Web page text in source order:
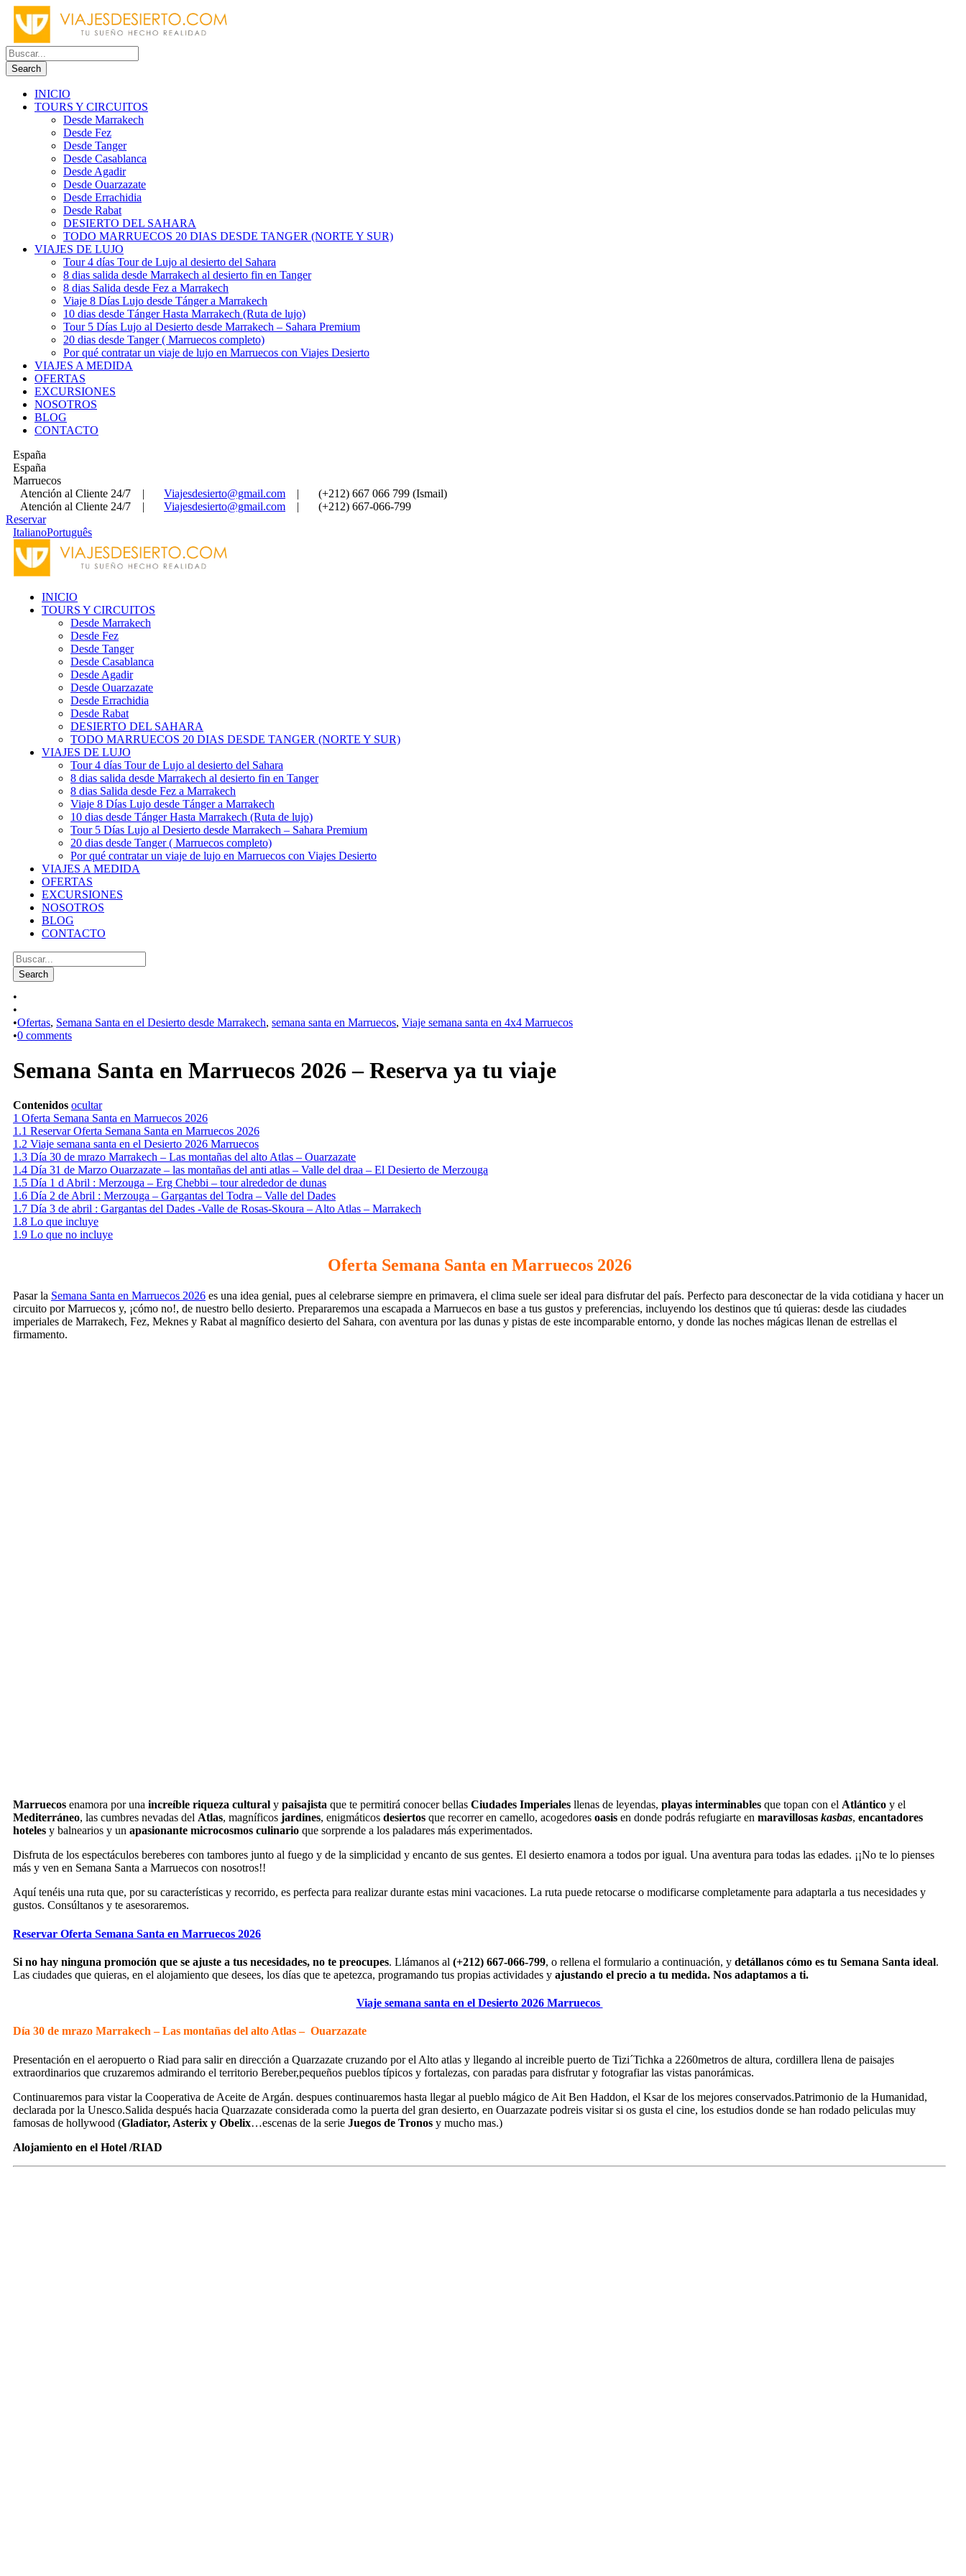
INICIO
TOURS Y CIRCUITOS
Desde Marrakech
Desde Fez
Desde Tanger
Desde Casablanca
Desde Agadir
Desde Ouarzazate
Desde Errachidia
Desde Rabat
DESIERTO DEL SAHARA
TODO MARRUECOS 20 DIAS DESDE TANGER (NORTE Y SUR)
VIAJES DE LUJO
Tour 4 días Tour de Lujo al desierto del Sahara
8 dias salida desde Marrakech al desierto fin en Tanger
8 dias Salida desde Fez a Marrakech
Viaje 8 Días Lujo desde Tánger a Marrakech
10 dias desde Tánger Hasta Marrakech (Ruta de lujo)
Tour 5 Días Lujo al Desierto desde Marrakech – Sahara Premium
20 dias desde Tanger ( Marruecos completo)
Por qué contratar un viaje de lujo en Marruecos con Viajes Desierto
VIAJES A MEDIDA
OFERTAS
EXCURSIONES
NOSOTROS
BLOG
CONTACTO
España
España
Marruecos
Atención al Cliente 24/7
| Viajesdesierto@gmail.com |
(+212) 667 066 799 (Ismail)
Atención al Cliente 24/7
| Viajesdesierto@gmail.com |
(+212) 667-066-799
Reservar
ItalianoPortuguês
INICIO
TOURS Y CIRCUITOS
Desde Marrakech
Desde Fez
Desde Tanger
Desde Casablanca
Desde Agadir
Desde Ouarzazate
Desde Errachidia
Desde Rabat
DESIERTO DEL SAHARA
TODO MARRUECOS 20 DIAS DESDE TANGER (NORTE Y SUR)
VIAJES DE LUJO
Tour 4 días Tour de Lujo al desierto del Sahara
8 dias salida desde Marrakech al desierto fin en Tanger
8 dias Salida desde Fez a Marrakech
Viaje 8 Días Lujo desde Tánger a Marrakech
10 dias desde Tánger Hasta Marrakech (Ruta de lujo)
Tour 5 Días Lujo al Desierto desde Marrakech – Sahara Premium
20 dias desde Tanger ( Marruecos completo)
Por qué contratar un viaje de lujo en Marruecos con Viajes Desierto
VIAJES A MEDIDA
OFERTAS
EXCURSIONES
NOSOTROS
BLOG
CONTACTO
•
•
•Ofertas, Semana Santa en el Desierto desde Marrakech, semana santa en Marruecos, Viaje semana santa en 4x4 Marruecos
•0 comments
Semana Santa en Marruecos 2026 – Reserva ya tu viaje
Contenidos ocultar
1 Oferta Semana Santa en Marruecos 2026
1.1 Reservar Oferta Semana Santa en Marruecos 2026
1.2 Viaje semana santa en el Desierto 2026 Marruecos
1.3 Día 30 de mrazo Marrakech – Las montañas del alto Atlas – Ouarzazate
1.4 Día 31 de Marzo Ouarzazate – las montañas del anti atlas – Valle del draa – El Desierto de Merzouga
1.5 Día 1 d Abril : Merzouga – Erg Chebbi – tour alrededor de dunas
1.6 Día 2 de Abril : Merzouga – Gargantas del Todra – Valle del Dades
1.7 Día 3 de abril : Gargantas del Dades -Valle de Rosas-Skoura – Alto Atlas – Marrakech
1.8 Lo que incluye
1.9 Lo que no incluye
Oferta Semana Santa en Marruecos 2026
Pasar la Semana Santa en Marruecos 2026 es una idea genial, pues al celebrarse siempre en primavera, el clima suele ser ideal para disfrutar del país. Perfecto para desconectar de la vida cotidiana y hacer un
circuito por Marruecos y, ¡cómo no!, de nuestro bello desierto. Prepararemos una escapada a Marruecos en base a tus gustos y preferencias, incluyendo los destinos que tú quieras: desde las ciudades
imperiales de Marrakech, Fez, Meknes y Rabat al magnífico desierto del Sahara, con aventura por las dunas y pistas de este incomparable entorno, y donde las noches mágicas llenan de estrellas el
firmamento.
Marruecos enamora por una increíble riqueza cultural y paisajista que te permitirá conocer bellas Ciudades Imperiales llenas de leyendas, playas interminables que topan con el Atlántico y el
Mediterráneo, las cumbres nevadas del Atlas, magníficos jardines, enigmáticos desiertos que recorrer en camello, acogedores oasis en donde podrás refugiarte en maravillosas kasbas, encantadores
hoteles y balnearios y un apasionante microcosmos culinario que sorprende a los paladares más experimentados.
Disfruta de los espectáculos bereberes con tambores junto al fuego y de la simplicidad y encanto de sus gentes. El desierto enamora a todos por igual. Una aventura para todas las edades. ¡¡No te lo pienses
más y ven en Semana Santa a Marruecos con nosotros!!
Aquí tenéis una ruta que, por su características y recorrido, es perfecta para realizar durante estas mini vacaciones. La ruta puede retocarse o modificarse completamente para adaptarla a tus necesidades y
gustos. Consúltanos y te asesoraremos.
Reservar Oferta Semana Santa en Marruecos 2026
Si no hay ninguna promoción que se ajuste a tus necesidades, no te preocupes. Llámanos al (+212) 667-066-799, o rellena el formulario a continuación, y detállanos cómo es tu Semana Santa ideal.
Las ciudades que quieras, en el alojamiento que desees, los días que te apetezca, programando tus propias actividades y ajustando el precio a tu medida. Nos adaptamos a ti.
Viaje semana santa en el Desierto 2026 Marruecos
Día 30 de mrazo Marrakech – Las montañas del alto Atlas – Ouarzazate
Presentación en el aeropuerto o Riad para salir en dirección a Quarzazate cruzando por el Alto atlas y llegando al increible puerto de Tizi´Tichka a 2260metros de altura, cordillera llena de paisajes
extraordinarios que cruzaremos admirando el territorio Bereber,pequeños pueblos típicos y fortalezas, con paradas para disfrutar y fotografiar las vistas panorámicas.
Continuaremos para vistar la Cooperativa de Aceite de Argán. despues continuaremos hasta llegar al pueblo mágico de Ait Ben Haddon, el Ksar de los mejores conservados.Patrimonio de la Humanidad,
declarada por la Unesco.Salida después hacia Quarzazate considerada como la puerta del gran desierto, en Ouarzazate podreis visitar si os gusta el cine, los estudios donde se han rodado peliculas muy
famosas de hollywood (Gladiator, Asterix y Obelix…escenas de la serie Juegos de Tronos y mucho mas.)
Alojamiento en el Hotel /RIAD